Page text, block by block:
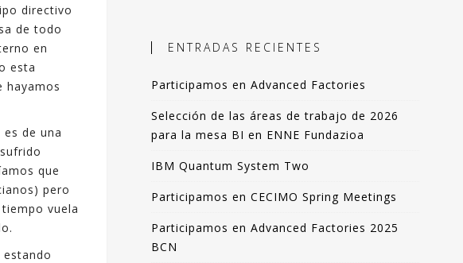
industriales, el objetivo es incorporar
información objetiva basada en datos como
apoyo en la toma de decisiones.
En este blog comparto esas experiencias,
explicadas de forma resumida pero clara. La
mayoría de artículos los podrás leer en 3-4
Espero que lo disfrutes tanto como yo.
- Fernando Sáenz -
directivo
de todo
en
esta
hayamos
de una
que
pero
vuela
ENTRADAS RECIENTES
Participamos en Advanced Factories
Selección de las áreas de trabajo de 2026
para la mesa BI en ENNE Fundazioa
IBM Quantum System Two
Participamos en CECIMO Spring Meetings
Participamos en Advanced Factories 2025
BCN